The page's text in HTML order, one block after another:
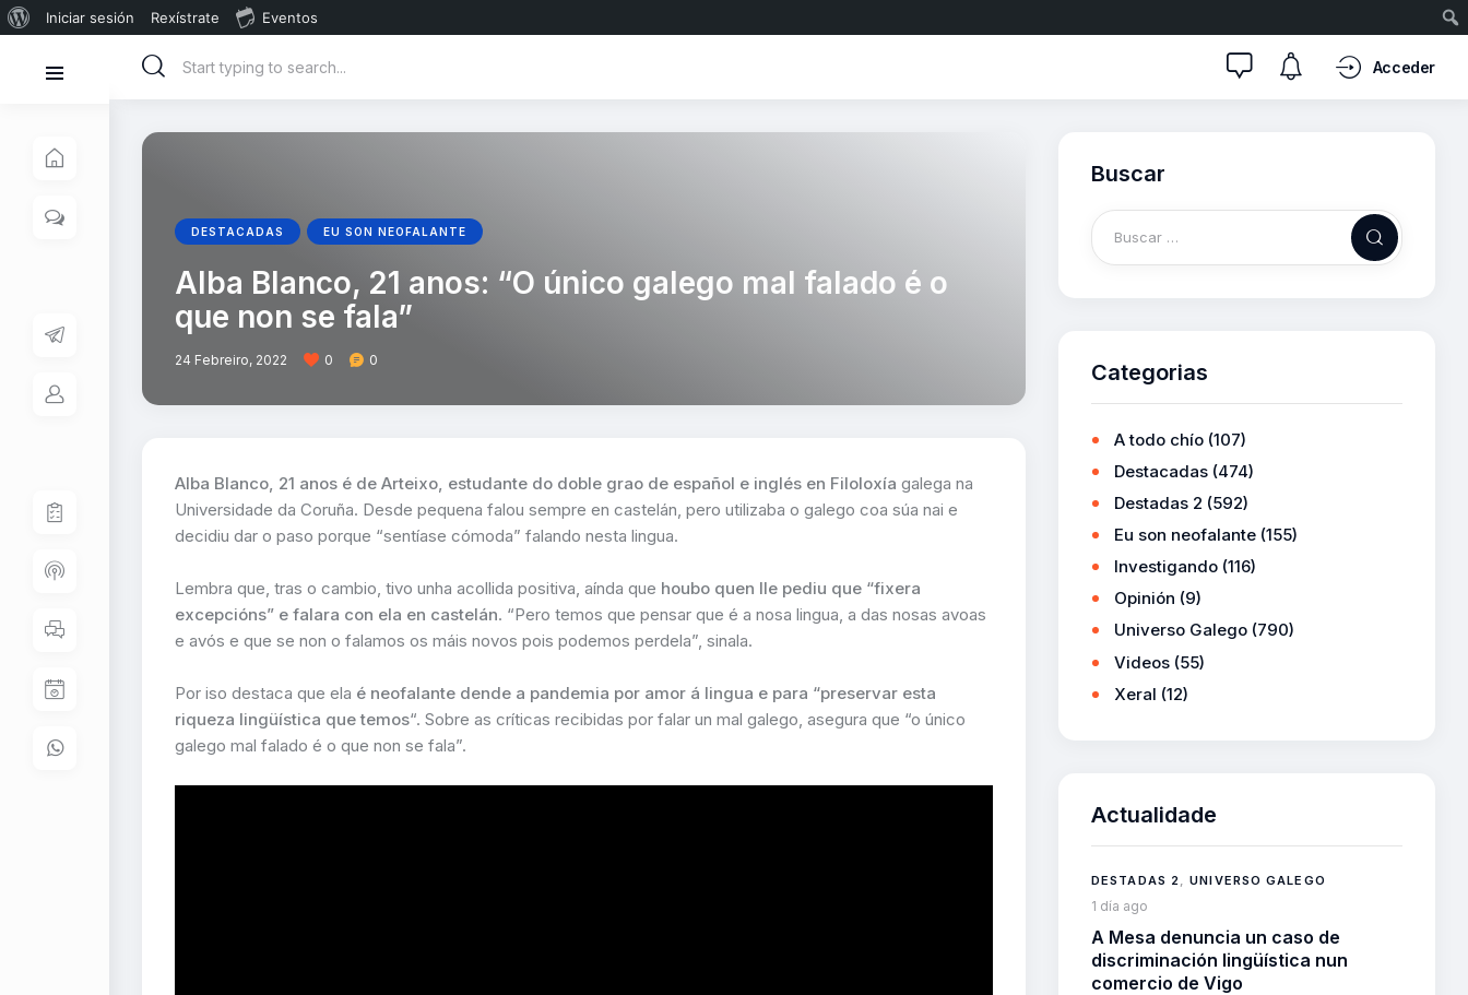
Iniciar sesión Rexístrate Eventos
Acceder
DESTACADAS EU SON NEOFALANTE
Alba Blanco, 21 anos: “O único galego mal falado é o
que non se fala”
24 Febreiro, 2022 0 0
Alba Blanco, 21 anos é de Arteixo, estudante do doble grao de español e inglés en Filoloxía galega na
Universidade da Coruña. Desde pequena falou sempre en castelán, pero utilizaba o galego coa súa nai e
decidiu dar o paso porque “sentíase cómoda” falando nesta lingua.
Lembra que, tras o cambio, tivo unha acollida positiva, aínda que houbo quen lle pediu que “fixera
excepcións” e falara con ela en castelán. “Pero temos que pensar que é a nosa lingua, a das nosas avoas
e avós e que se non o falamos os máis novos pois podemos perdela”, sinala.
Por iso destaca que ela é neofalante dende a pandemia por amor á lingua e para “preservar esta
riqueza lingüística que temos“. Sobre as críticas recibidas por falar un mal galego, asegura que “o único
galego mal falado é o que non se fala”.
Buscar
Categorias
A todo chío (107)
Destacadas (474)
Destadas 2 (592)
Eu son neofalante (155)
Investigando (116)
Opinión (9)
Universo Galego (790)
Videos (55)
Xeral (12)
Actualidade
DESTADAS 2 ,UNIVERSO GALEGO
1 día ago
A Mesa denuncia un caso de
discriminación lingüística nun
comercio de Vigo